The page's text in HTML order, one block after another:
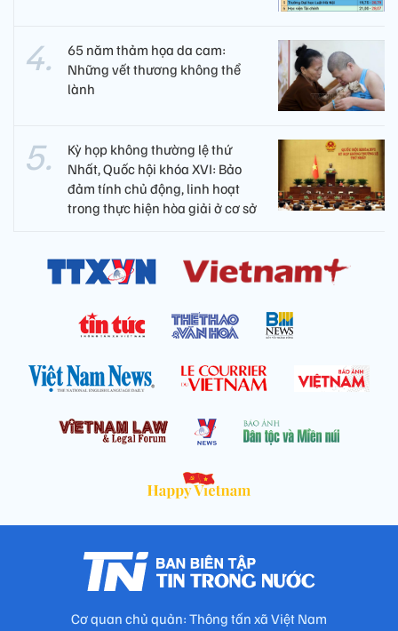
65 năm thảm họa da cam:
Những vết thương không thể
lành
Kỳ họp không thường lệ thứ
Nhất, Quốc hội khóa XVI: Bảo
đảm tính chủ động, linh hoạt
trong thực hiện hòa giải ở cơ sở
Cơ quan chủ quản: Thông tấn xã Việt Nam